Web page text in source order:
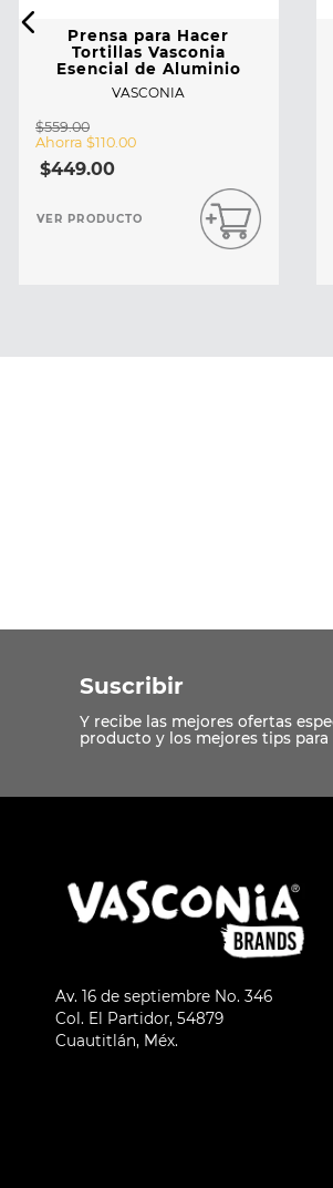
Prensa para Hacer
Tortillas Vasconia
Esencial de Aluminio
VASCONIA
$559.00
Ahorra $110. 00
$449.00
VER PRODUCTO
Suscribir
Av. 16 de septiembre No. 346
Col. El Partidor, 54879
Cuautitlán, Méx.